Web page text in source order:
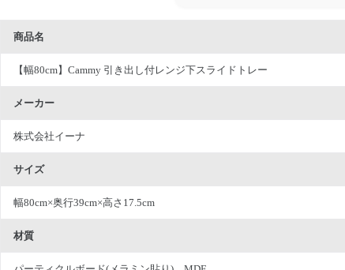
商品名
【幅80cm】Cammy 引き出し付レンジ下スライドトレー
メーカー
株式会社イーナ
サイズ
幅80cm×奥行39cm×高さ17.5cm
材質